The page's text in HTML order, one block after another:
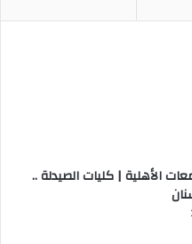
الأهلية | كليات الصيدلة ..